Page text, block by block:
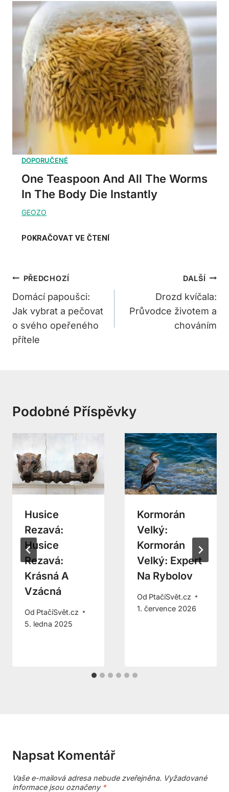
One Teaspoon And All The Worms
In The Body Die Instantly
Navigace
Pro
Příspěvek
PŘEDCHOZÍ
Domácí papoušci:
Jak vybrat a pečovat
o svého opeřeného
přítele
DALŠÍ
Drozd kvíčala:
Průvodce životem a
chováním
Podobné Příspěvky
Husice
Rezavá:
Husice
Rezavá:
Krásná A
Vzácná
Od PtačíSvět.cz
5. ledna 2025
Kormorán
Velký:
Kormorán
Velký: Expert
Na Rybolov
Od PtačíSvět.cz
1. července 2026
Napsat Komentář
Vaše e-mailová adresa nebude zveřejněna. Vyžadované
informace jsou označeny *